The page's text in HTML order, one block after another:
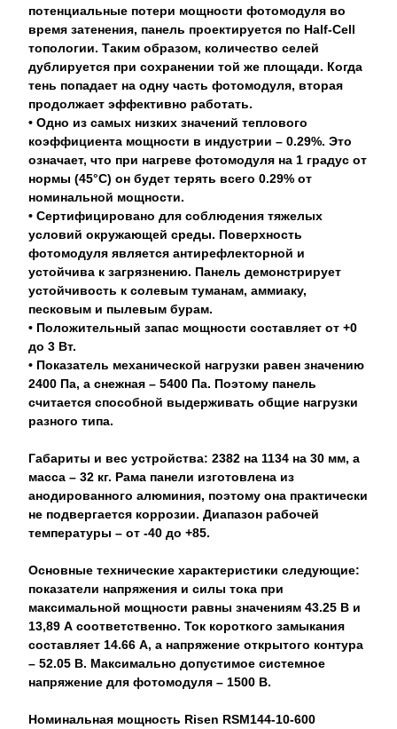
потенциальные потери мощности фотомодуля во
время затенения, панель проектируется по Half-Cell
топологии. Таким образом, количество селей
дублируется при сохранении той же площади. Когда
тень попадает на одну часть фотомодуля, вторая
продолжает эффективно работать.
• Одно из самых низких значений теплового
коэффициента мощности в индустрии – 0.29%. Это
означает, что при нагреве фотомодуля на 1 градус от
нормы (45°C) он будет терять всего 0.29% от
номинальной мощности.
• Сертифицировано для соблюдения тяжелых
условий окружающей среды. Поверхность
фотомодуля является антирефлекторной и
устойчива к загрязнению. Панель демонстрирует
устойчивость к солевым туманам, аммиаку,
песковым и пылевым бурам.
• Положительный запас мощности составляет от +0
до 3 Вт.
• Показатель механической нагрузки равен значению
2400 Па, а снежная – 5400 Па. Поэтому панель
считается способной выдерживать общие нагрузки
разного типа.
Габариты и вес устройства: 2382 на 1134 на 30 мм, а
масса – 32 кг. Рама панели изготовлена ​​из
анодированного алюминия, поэтому она практически
не подвергается коррозии. Диапазон рабочей
температуры – от -40 до +85.
Основные технические характеристики следующие:
показатели напряжения и силы тока при
максимальной мощности равны значениям 43.25 В и
13,89 А соответственно. Ток короткого замыкания
составляет 14.66 А, а напряжение открытого контура
– ​​52.05 В. Максимально допустимое системное
напряжение для фотомодуля – 1500 В.
Номинальная мощность Risen RSM144-10-600